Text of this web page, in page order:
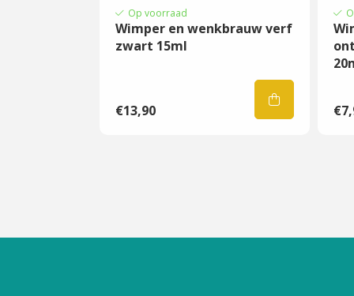
Op voorraad
Wimper en wenkbrauw verf
zwart 15ml
€13,90